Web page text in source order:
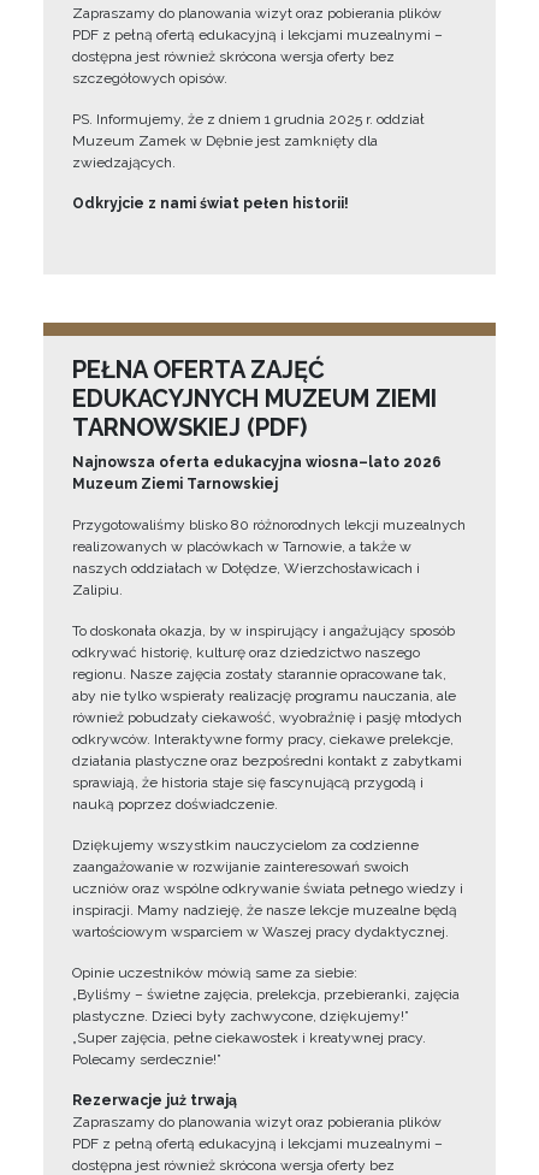
Zapraszamy do planowania wizyt oraz pobierania plików
PDF z pełną ofertą edukacyjną i lekcjami muzealnymi –
dostępna jest również skrócona wersja oferty bez
szczegółowych opisów.
PS. Informujemy, że z dniem 1 grudnia 2025 r. oddział
Muzeum Zamek w Dębnie jest zamknięty dla
zwiedzających.
Odkryjcie z nami świat pełen historii!
PEŁNA OFERTA ZAJĘĆ
EDUKACYJNYCH MUZEUM ZIEMI
TARNOWSKIEJ (PDF)
Najnowsza oferta edukacyjna wiosna–lato 2026
Muzeum Ziemi Tarnowskiej
Przygotowaliśmy blisko 80 różnorodnych lekcji muzealnych
realizowanych w placówkach w Tarnowie, a także w
naszych oddziałach w Dołędze, Wierzchosławicach i
Zalipiu.
To doskonała okazja, by w inspirujący i angażujący sposób
odkrywać historię, kulturę oraz dziedzictwo naszego
regionu. Nasze zajęcia zostały starannie opracowane tak,
aby nie tylko wspierały realizację programu nauczania, ale
również pobudzały ciekawość, wyobraźnię i pasję młodych
odkrywców. Interaktywne formy pracy, ciekawe prelekcje,
działania plastyczne oraz bezpośredni kontakt z zabytkami
sprawiają, że historia staje się fascynującą przygodą i
nauką poprzez doświadczenie.
Dziękujemy wszystkim nauczycielom za codzienne
zaangażowanie w rozwijanie zainteresowań swoich
uczniów oraz wspólne odkrywanie świata pełnego wiedzy i
inspiracji. Mamy nadzieję, że nasze lekcje muzealne będą
wartościowym wsparciem w Waszej pracy dydaktycznej.
Opinie uczestników mówią same za siebie:
„Byliśmy – świetne zajęcia, prelekcja, przebieranki, zajęcia
plastyczne. Dzieci były zachwycone, dziękujemy!”
„Super zajęcia, pełne ciekawostek i kreatywnej pracy.
Polecamy serdecznie!”
Rezerwacje już trwają
Zapraszamy do planowania wizyt oraz pobierania plików
PDF z pełną ofertą edukacyjną i lekcjami muzealnymi –
dostępna jest również skrócona wersja oferty bez